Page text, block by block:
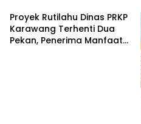
Proyek Rutilahu Dinas PRKP
Karawang Terhenti Dua
Pekan, Penerima Manfaat